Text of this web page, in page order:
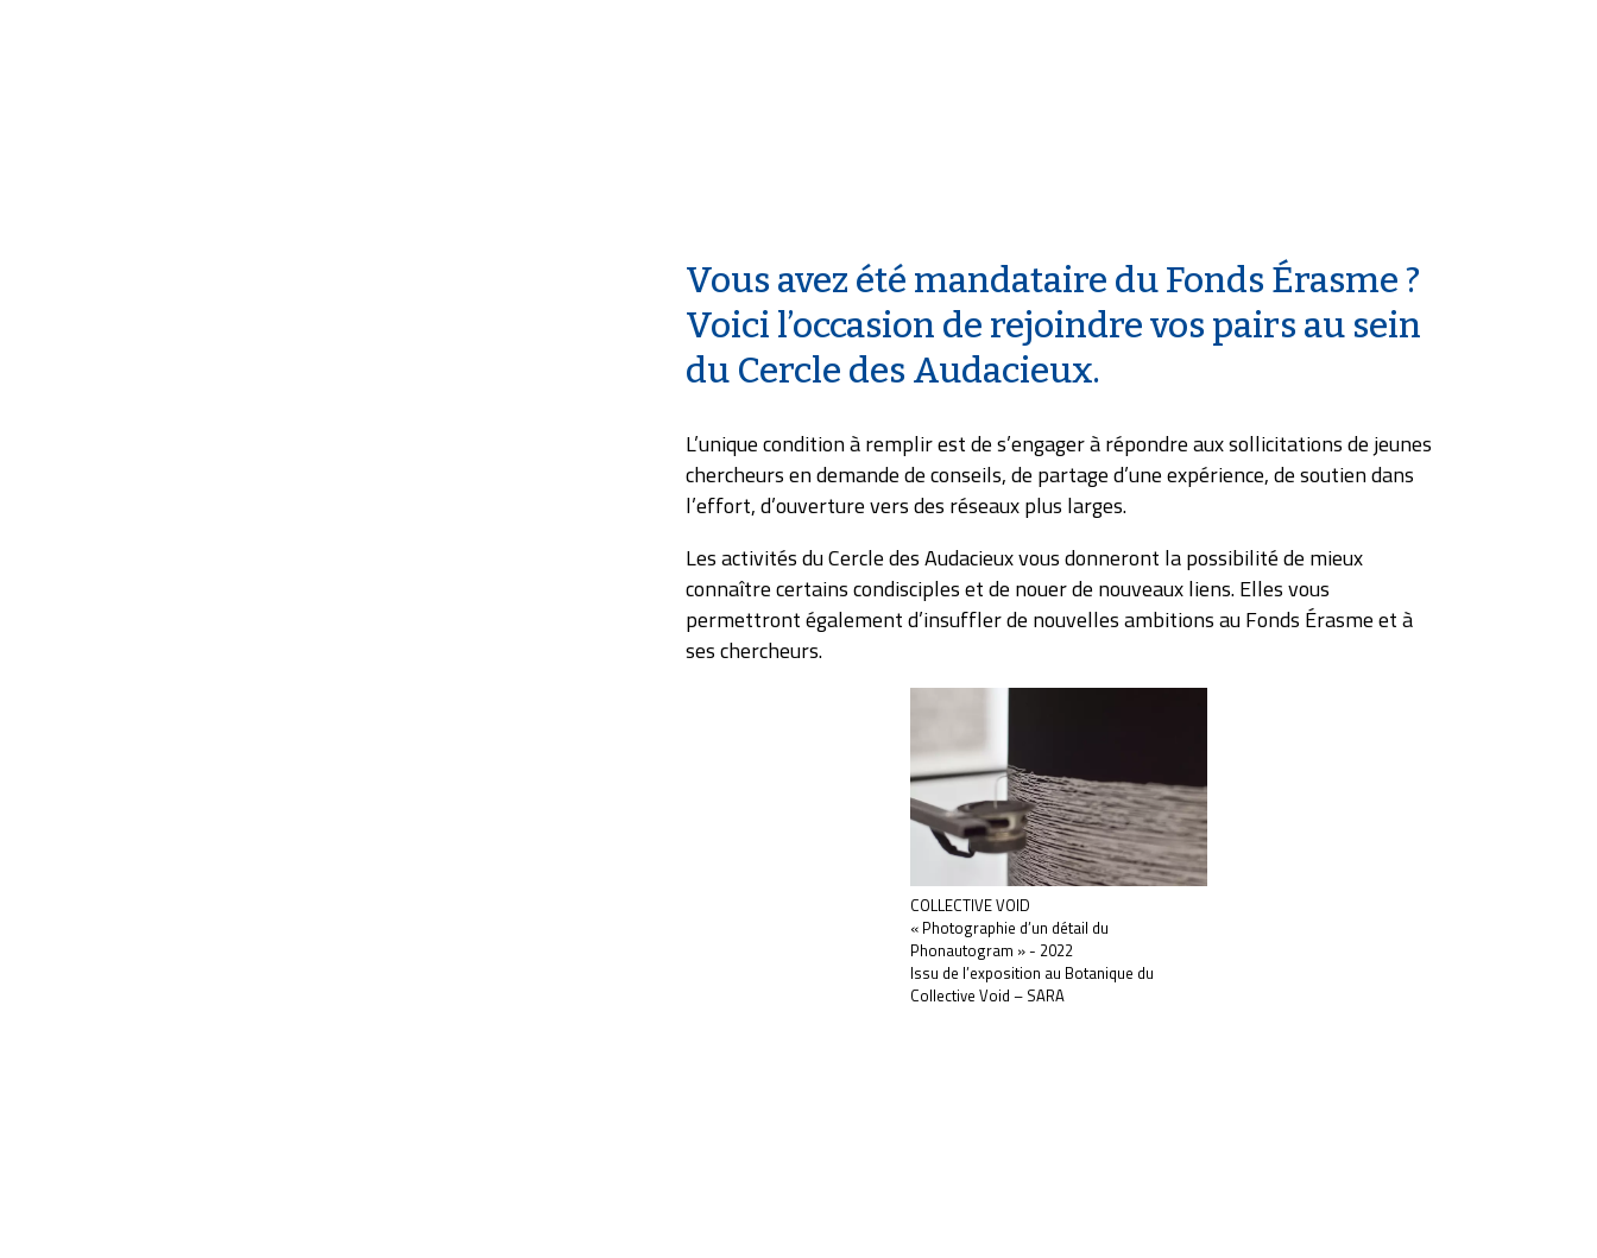
Vous avez été mandataire du Fonds Érasme ?
Voici l’occasion de rejoindre vos pairs au sein
du Cercle des Audacieux.
L’unique condition à remplir est de s’engager à répondre aux sollicitations de jeunes
chercheurs en demande de conseils, de partage d’une expérience, de soutien dans
l’effort, d’ouverture vers des réseaux plus larges.
Les activités du Cercle des Audacieux vous donneront la possibilité de mieux
connaître certains condisciples et de nouer de nouveaux liens. Elles vous
permettront également d’insuffler de nouvelles ambitions au Fonds Érasme et à
ses chercheurs.
COLLECTIVE VOID
« Photographie d’un détail du
Phonautogram » - 2022
Issu de l’exposition au Botanique du
Collective Void – SARA